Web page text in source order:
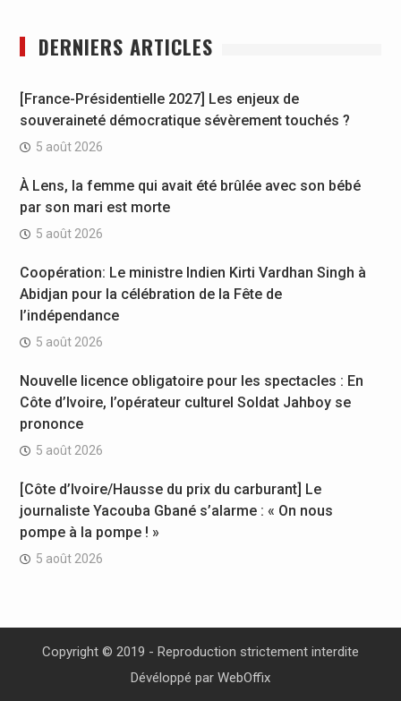
DERNIERS ARTICLES
[France-Présidentielle 2027] Les enjeux de
souveraineté démocratique sévèrement touchés ?
5 août 2026
À Lens, la femme qui avait été brûlée avec son bébé
par son mari est morte
5 août 2026
Coopération: Le ministre Indien Kirti Vardhan Singh à
Abidjan pour la célébration de la Fête de
l’indépendance
5 août 2026
Nouvelle licence obligatoire pour les spectacles : En
Côte d’Ivoire, l’opérateur culturel Soldat Jahboy se
prononce
5 août 2026
[Côte d’Ivoire/Hausse du prix du carburant] Le
journaliste Yacouba Gbané s’alarme : « On nous
pompe à la pompe ! »
5 août 2026
Copyright © 2019 - Reproduction strictement interdite
Dévéloppé par WebOffix